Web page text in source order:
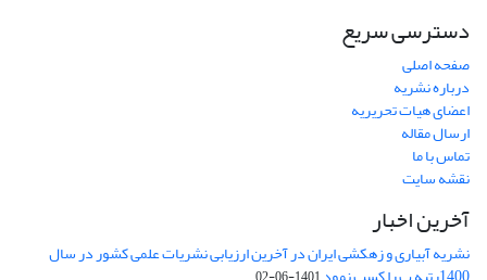
دسترسی سریع
صفحه اصلی
درباره نشریه
اعضای هیات تحریریه
ارسال مقاله
تماس با ما
نقشه سایت
آخرین اخبار
نشریه آبیاری و زهکشی ایران در آخرین ارزیابی نشریات علمی کشور در سال